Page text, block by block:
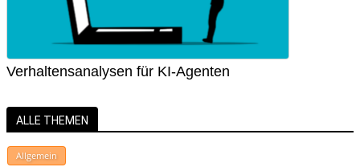
Verhaltensanalysen für KI-Agenten
ALLE THEMEN
Allgemein